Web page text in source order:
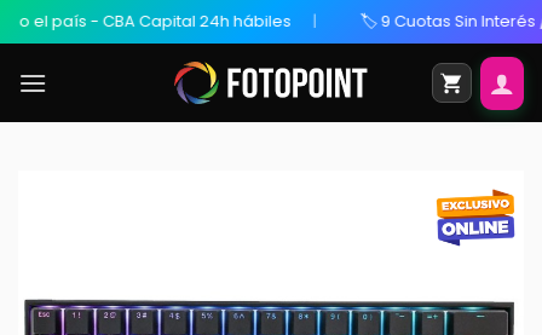
país - CBA Capital 24h hábiles 🏷️ 9 Cuotas Sin Interés /